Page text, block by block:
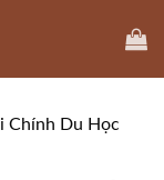
Chính Du Học